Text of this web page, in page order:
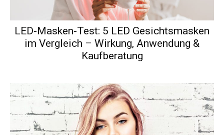
LED-Masken-Test: 5 LED Gesichtsmasken
im Vergleich – Wirkung, Anwendung &
Kaufberatung